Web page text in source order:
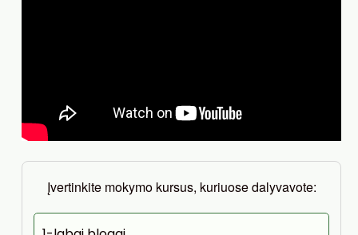
Įvertinkite mokymo kursus, kuriuose dalyvavote: